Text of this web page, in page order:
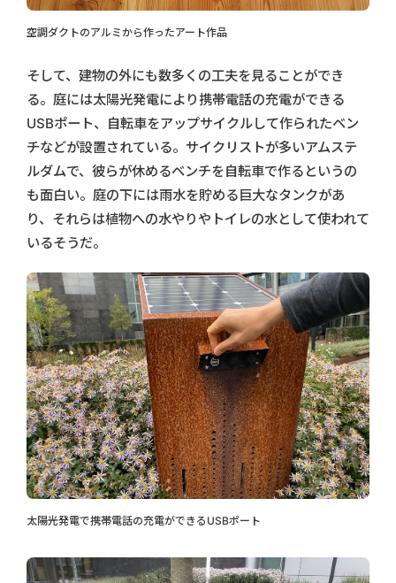
空調ダクトのアルミから作ったアート作品
そして、建物の外にも数多くの工夫を見ることができ
る。庭には太陽光発電により携帯電話の充電ができる
USBポート、自転車をアップサイクルして作られたベン
チなどが設置されている。サイクリストが多いアムステ
ルダムで、彼らが休めるベンチを自転車で作るというの
も面白い。庭の下には雨水を貯める巨大なタンクがあ
り、それらは植物への水やりやトイレの水として使われて
いるそうだ。
太陽光発電で携帯電話の充電ができるUSBポート